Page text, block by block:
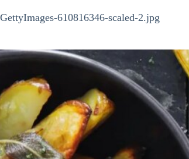
GettyImages-610816346-scaled-2.jpg